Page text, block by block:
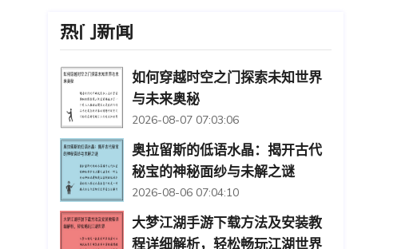
热门新闻
如何穿越时空之门探索未知世界
与未来奥秘
2026-08-07 07:03:06
奥拉留斯的低语水晶：揭开古代
秘宝的神秘面纱与未解之谜
2026-08-06 07:04:10
大梦江湖手游下载方法及安装教
程详细解析，轻松畅玩江湖世界